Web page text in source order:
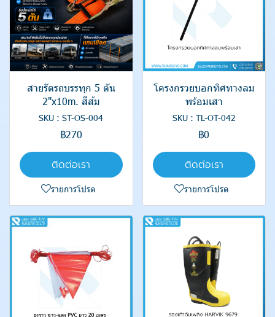
สายรัดรถบรรทุก 5 ตัน
2"x10m. สีส้ม
SKU : ST-OS-004
฿270
ติดต่อเรา
รายการโปรด
โครงกรวยบอกทิศทางลม
พร้อมเสา
SKU : TL-OT-042
฿0
ติดต่อเรา
รายการโปรด